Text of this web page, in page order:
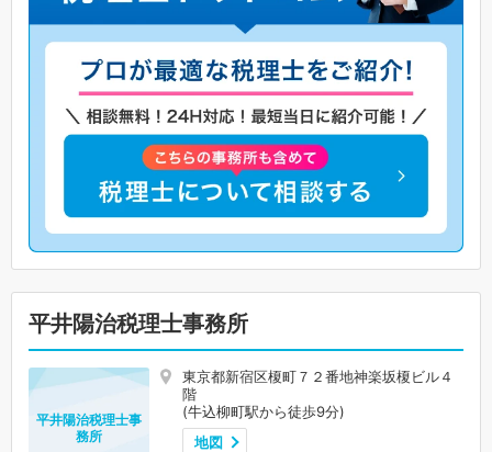
平井陽治税理士事務所
東京都新宿区榎町７２番地神楽坂榎ビル４
階
(牛込柳町駅から徒歩9分)
地図
平井陽治税理士事
務所